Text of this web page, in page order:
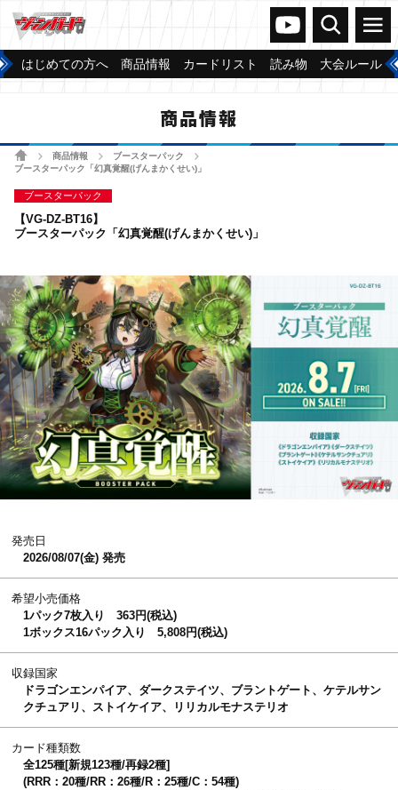
ヴァンガードch
検索 メニュー
はじめての方へ 商品情報 カードリスト 読み物 大会ルール
商品情報
ホーム商品情報 ブースターパック
ブースターパック「幻真覚醒(げんまかくせい)」
ブースターパック
【VG-DZ-BT16】
ブースターパック「幻真覚醒(げんまかくせい)」
発売日
2026/08/07(金) 発売
希望小売価格
1パック7枚入り 363円(税込)
1ボックス16パック入り 5,808円(税込)
収録国家
ドラゴンエンパイア、ダークステイツ、ブラントゲート、ケテルサン
クチュアリ、ストイケイア、リリカルモナステリオ
カード種類数
全125種[新規123種/再録2種]
(RRR：20種/RR：26種/R：25種/C：54種)